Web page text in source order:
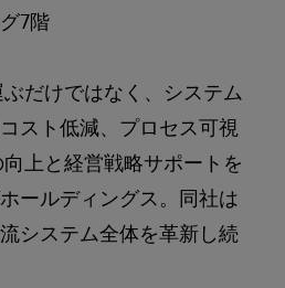
7階
だけではなく、システム
スト低減、プロセス可視
上と経営戦略サポートを
ールディングス。同社は
システム全体を革新し続